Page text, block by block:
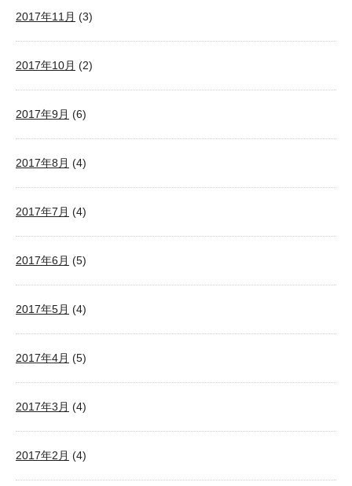
2017年11月 (3)
2017年10月 (2)
2017年9月 (6)
2017年8月 (4)
2017年7月 (4)
2017年6月 (5)
2017年5月 (4)
2017年4月 (5)
2017年3月 (4)
2017年2月 (4)